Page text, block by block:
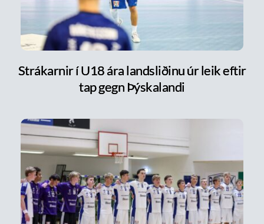
Strákarnir í U18 ára landsliðinu úr leik eftir
tap gegn Þýskalandi